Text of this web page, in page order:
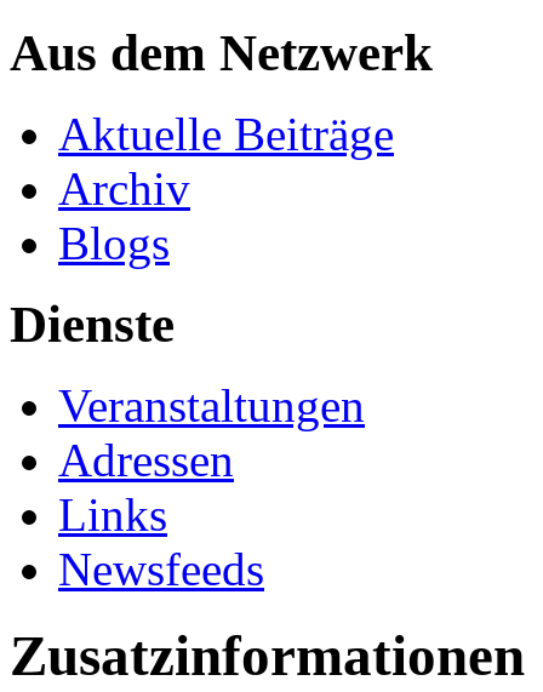
Aus dem Netzwerk
Aktuelle Beiträge
Archiv
Blogs
Dienste
Veranstaltungen
Adressen
Links
Newsfeeds
Zusatzinformationen